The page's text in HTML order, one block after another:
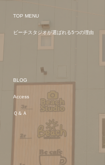
TOP MENU
ビーチスタジオが選ばれる5つの理由
BLOG
Access
Ｑ＆Ａ